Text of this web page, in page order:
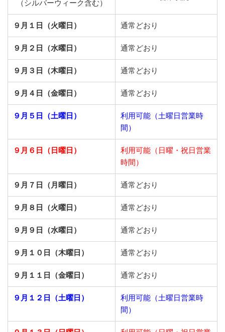
（シルバーウィーク含む）
９月１日（火曜日） 通常どおり
９月２日（水曜日） 通常どおり
９月３日（木曜日） 通常どおり
９月４日（金曜日） 通常どおり
９月５日（土曜日）
利用可能（土曜日営業時
間）
９月６日（日曜日）
利用可能（日曜・祝日営業
時間）
９月７日（月曜日） 通常どおり
９月８日（火曜日） 通常どおり
９月９日（水曜日） 通常どおり
９月１０日（木曜日） 通常どおり
９月１１日（金曜日） 通常どおり
９月１２日（土曜日）
利用可能（土曜日営業時
間）